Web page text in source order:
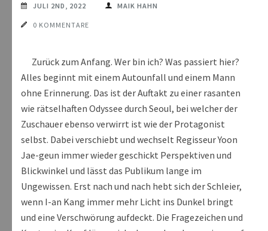
JULI 2ND, 2022 MAIK HAHN
0 KOMMENTARE
Zurück zum Anfang. Wer bin ich? Was passiert hier?
Alles beginnt mit einem Autounfall und einem Mann
ohne Erinnerung. Das ist der Auftakt zu einer rasanten
wie rätselhaften Odyssee durch Seoul, bei welcher der
Zuschauer ebenso verwirrt ist wie der Protagonist
selbst. Dabei verschiebt und wechselt Regisseur Yoon
Jae-geun immer wieder geschickt Perspektiven und
Blickwinkel und lässt das Publikum lange im
Ungewissen. Erst nach und nach hebt sich der Schleier,
wenn I-an Kang immer mehr Licht ins Dunkel bringt
und eine Verschwörung aufdeckt. Die Fragezeichen und